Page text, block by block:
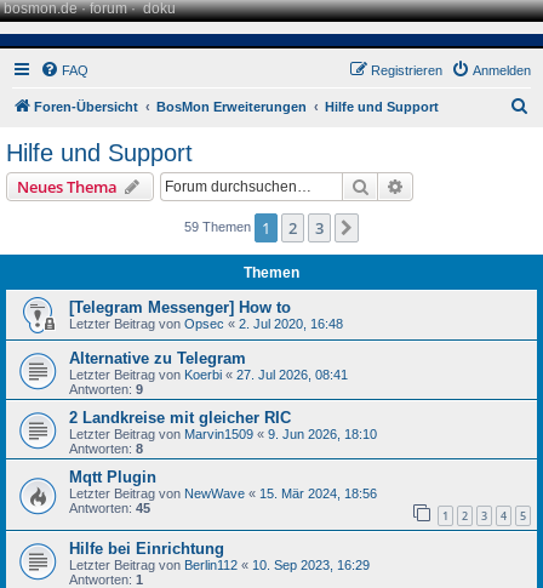
bosmon.de·forum·doku
FAQ Anmelden
Registrieren
Foren-Übersicht BosMon Erweiterungen Hilfe und Support
Hilfe und Support
Neues Thema Suche
59 Themen 1 2 3
Themen
[Telegram Messenger] How to
Letzter Beitrag von Opsec « 2. Jul 2020, 16:48
Alternative zu Telegram
Letzter Beitrag von Koerbi « 27. Jul 2026, 08:41
Antworten: 9
2 Landkreise mit gleicher RIC
Letzter Beitrag von Marvin1509 « 9. Jun 2026, 18:10
Antworten: 8
Mqtt Plugin
Letzter Beitrag von NewWave « 15. Mär 2024, 18:56
Antworten: 45 1 2 3 4 5
Hilfe bei Einrichtung
Letzter Beitrag von Berlin112 « 10. Sep 2023, 16:29
Antworten: 1